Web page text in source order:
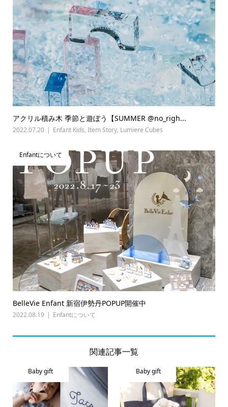
アクリル積み木 季節と遊ぼう【SUMMER @no_righ...
2022.07.20 Enfant Kids, Item Story, Lumiere Cubes
Enfantについて
BelleVie Enfant 新宿伊勢丹POPUP開催中
2022.08.19 Enfantについて
関連記事一覧
Baby gift Baby gift